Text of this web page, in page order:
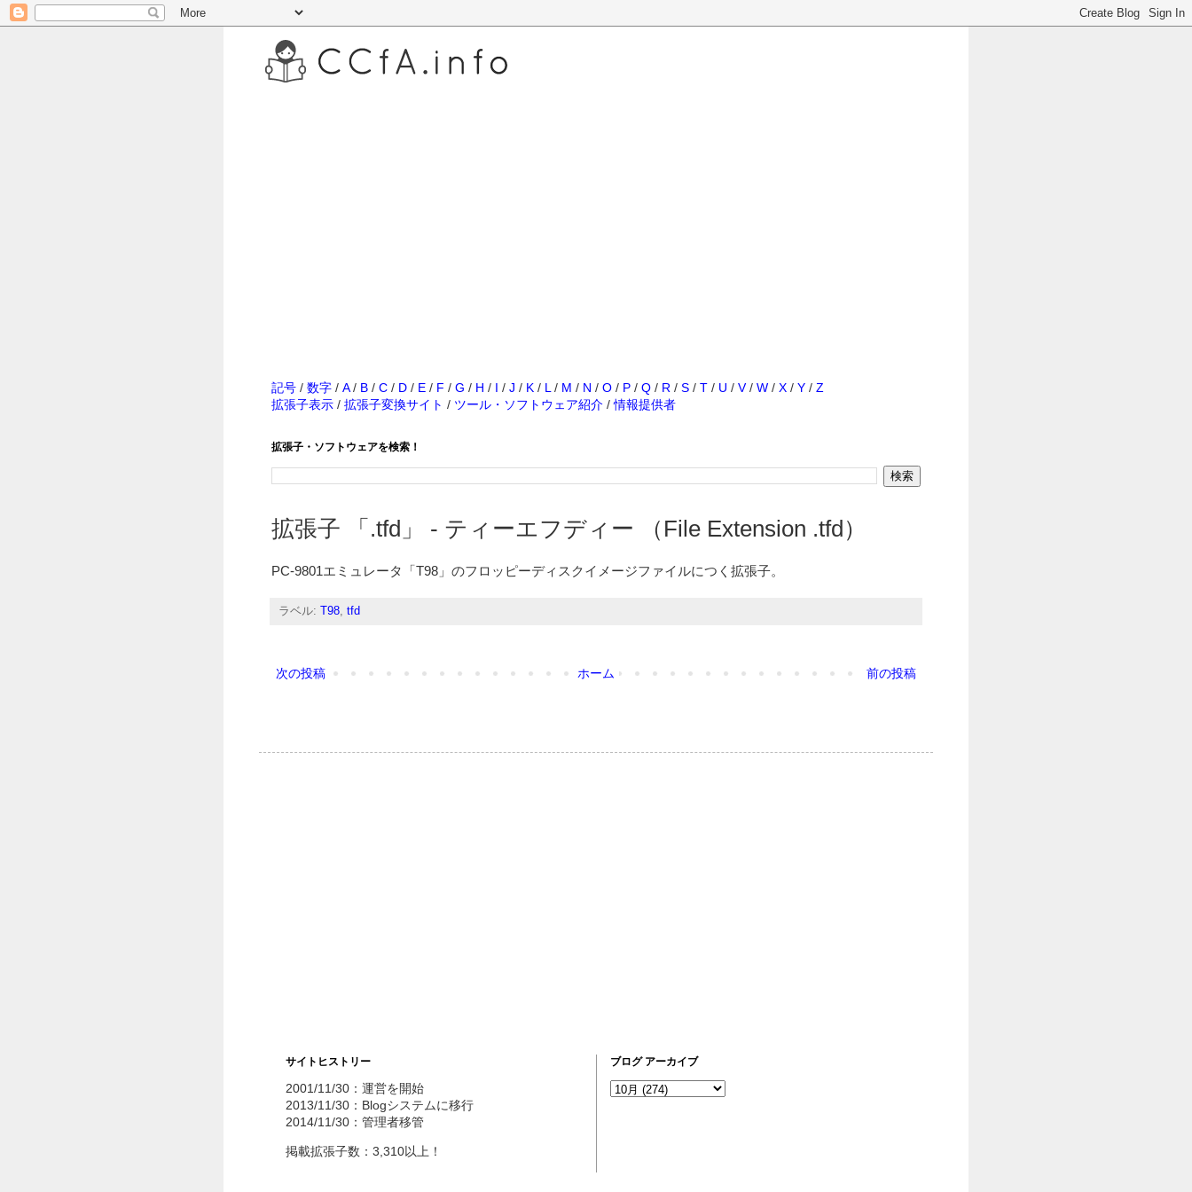
記号 / 数字 / A/ B / C / D / E / F / G / H / I / J / K / L / M / N / O / P / Q / R / S / T / U / V/ W / X / Y / Z
拡張子表示 / 拡張子変換サイト / ツール・ソフトウェア紹介 /情報提供者
拡張子・ソフトウェアを検索！
拡張子 「.tfd」 - ティーエフディー （File Extension .tfd）
PC-9801エミュレータ「T98」のフロッピーディスクイメージファイルにつく拡張子。
ラベル: T98, tfd
次の投稿 前の投稿
ホーム
サイトヒストリー
2001/11/30：運営を開始
2013/11/30：Blogシステムに移行
2014/11/30：管理者移管
掲載拡張子数：3,310以上！
ブログ アーカイブ